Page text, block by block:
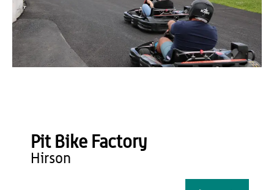
Office de Tourisme du Pays de Thiérache
Pit Bike Factory
hirson